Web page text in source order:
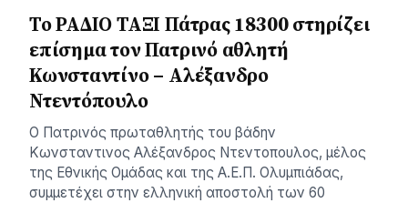
Το ΡΑΔΙΟ ΤΑΞΙ Πάτρας 18300 στηρίζει
επίσημα τον Πατρινό αθλητή
Κωνσταντίνο – Αλέξανδρο
Ντεντόπουλο
Ο Πατρινός πρωταθλητής του βάδην
Κωνσταντινος Αλέξανδρος Ντεντοπουλος, μέλος
της Εθνικής Ομάδας και της Α.Ε.Π. Ολυμπιάδας,
συμμετέχει στην ελληνική αποστολή των 60